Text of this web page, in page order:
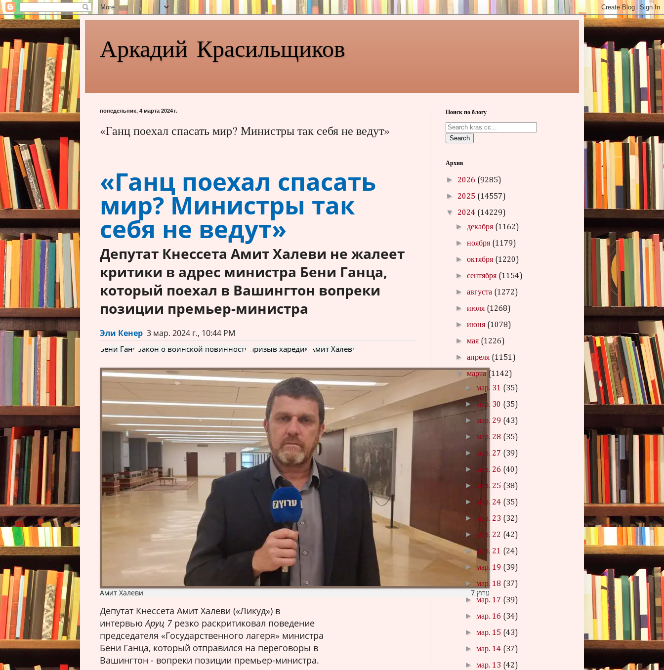
Аркадий Красильщиков
понедельник, 4 марта 2024 г.
«Ганц поехал спасать мир? Министры так себя не ведут»
«Ганц поехал спасать
мир? Министры так
себя не ведут»
Депутат Кнессета Амит Халеви не жалеет
критики в адрес министра Бени Ганца,
который поехал в Вашингтон вопреки
позиции премьер-министра
Эли Кенер 3 мар. 2024 г., 10:44 PM
Бени Ганц Закон о воинской повинности призыв харедим Амит Халеви
Амит Халеви ערוץ 7
Депутат Кнессета Амит Халеви («Ликуд») в
интервьюАруц 7 резко раскритиковал поведение
председателя «Государственного лагеря» министра
Бени Ганца, который отправился на переговоры в
Вашингтон - вопреки позиции премьер-министра.
Поиск по блогу
Search
Архив
► 2026 (9285)
► 2025 (14557)
▼ 2024 (14229)
► декабря (1162)
►ноября (1179)
►октября (1220)
►сентября (1154)
►августа (1272)
►июля (1268)
►июня (1078)
►мая (1226)
►апреля (1151)
▼марта(1142)
►мар. 31 (35)
►мар. 30 (35)
►мар. 29 (43)
► мар. 28 (35)
► мар. 27 (39)
► мар. 26 (40)
► мар. 25 (38)
► мар. 24 (35)
► мар. 23 (32)
►мар. 22 (42)
►мар. 21 (24)
►мар. 19 (39)
►мар. 18 (37)
►мар. 17 (39)
►мар. 16 (34)
►мар. 15 (43)
►мар. 14 (37)
►мар. 13 (42)